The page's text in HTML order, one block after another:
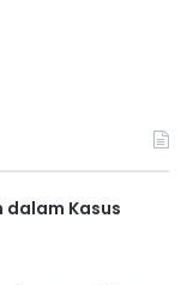
dalam Kasus